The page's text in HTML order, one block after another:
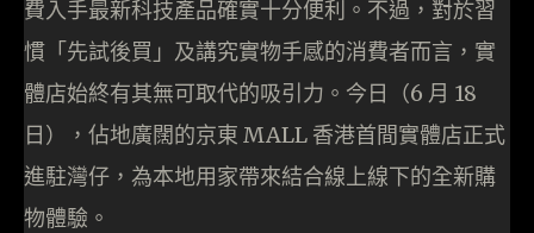
費入手最新科技產品確實十分便利。不過，對於習
慣「先試後買」及講究實物手感的消費者而言，實
體店始終有其無可取代的吸引力。今日（6 月 18
日），佔地廣闊的京東 MALL 香港首間實體店正式
進駐灣仔，為本地用家帶來結合線上線下的全新購
物體驗。